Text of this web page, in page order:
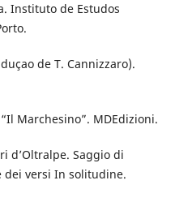
Instituto de Estudos
de T. Cannizzaro).
Marchesino”. MDEdizioni.
d’Oltralpe. Saggio di
dei versi In solitudine.